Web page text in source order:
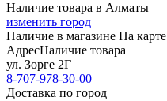
Наличие товара в Алматы
изменить город
Наличие в магазине На карте
АдресНаличие товара
ул. Зорге 2Г
8-707-978-30-00
Доставка по город